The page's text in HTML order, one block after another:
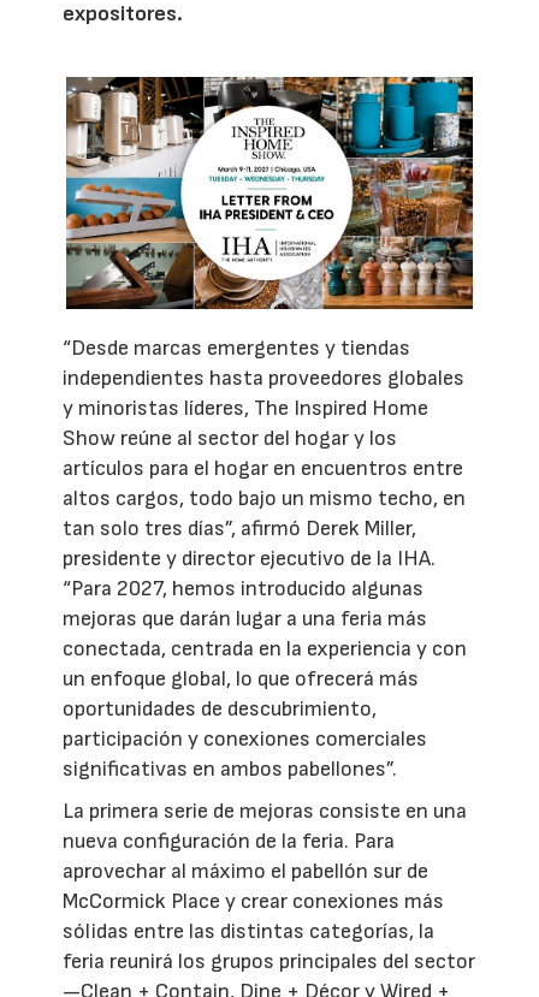
expositores.
“Desde marcas emergentes y tiendas
independientes hasta proveedores globales
y minoristas líderes, The Inspired Home
Show reúne al sector del hogar y los
artículos para el hogar en encuentros entre
altos cargos, todo bajo un mismo techo, en
tan solo tres días”, afirmó Derek Miller,
presidente y director ejecutivo de la IHA.
“Para 2027, hemos introducido algunas
mejoras que darán lugar a una feria más
conectada, centrada en la experiencia y con
un enfoque global, lo que ofrecerá más
oportunidades de descubrimiento,
participación y conexiones comerciales
significativas en ambos pabellones”.
La primera serie de mejoras consiste en una
nueva configuración de la feria. Para
aprovechar al máximo el pabellón sur de
McCormick Place y crear conexiones más
sólidas entre las distintas categorías, la
feria reunirá los grupos principales del sector